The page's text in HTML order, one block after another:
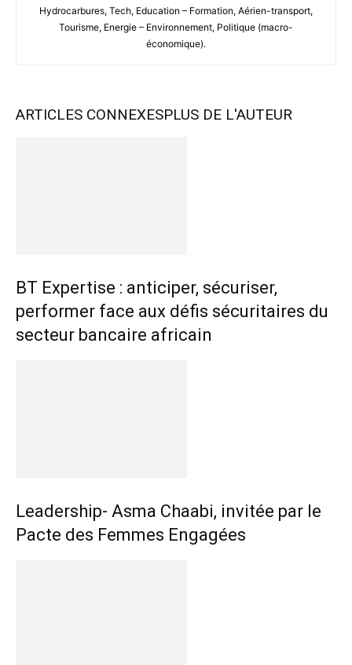
Hydrocarbures, Tech, Education – Formation, Aérien-transport,
Tourisme, Energie – Environnement, Politique (macro-
économique).
ARTICLES CONNEXESPLUS DE L'AUTEUR
BT Expertise : anticiper, sécuriser,
performer face aux défis sécuritaires du
secteur bancaire africain
Leadership- Asma Chaabi, invitée par le
Pacte des Femmes Engagées